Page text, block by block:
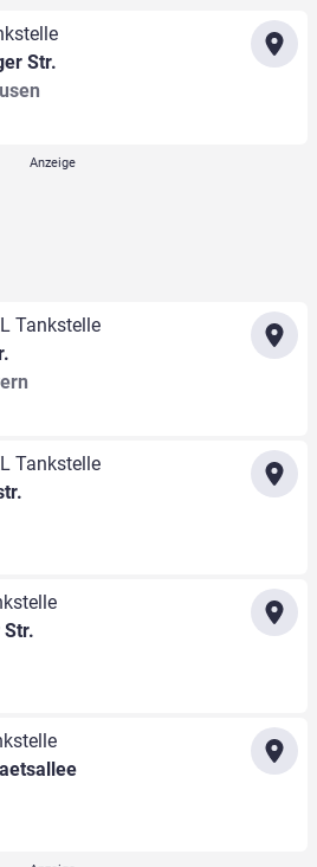
Str.
Tankstelle
Tankstelle